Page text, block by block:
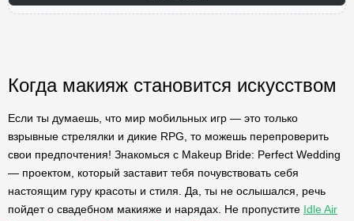
Когда макияж становится искусством
Если ты думаешь, что мир мобильных игр — это только
взрывные стрелялки и дикие RPG, то можешь перепроверить
свои предпочтения! Знакомься с Makeup Bride: Perfect Wedding
— проектом, который заставит тебя почувствовать себя
настоящим гуру красоты и стиля. Да, ты не ослышался, речь
пойдет о свадебном макияже и нарядах. Не пропустите Idle Air